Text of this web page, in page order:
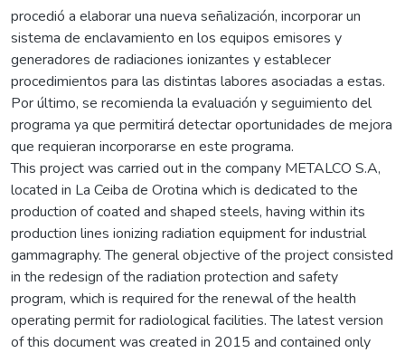
procedió a elaborar una nueva señalización, incorporar un
sistema de enclavamiento en los equipos emisores y
generadores de radiaciones ionizantes y establecer
procedimientos para las distintas labores asociadas a estas.
Por último, se recomienda la evaluación y seguimiento del
programa ya que permitirá detectar oportunidades de mejora
que requieran incorporarse en este programa.
This project was carried out in the company METALCO S.A,
located in La Ceiba de Orotina which is dedicated to the
production of coated and shaped steels, having within its
production lines ionizing radiation equipment for industrial
gammagraphy. The general objective of the project consisted
in the redesign of the radiation protection and safety
program, which is required for the renewal of the health
operating permit for radiological facilities. The latest version
of this document was created in 2015 and contained only